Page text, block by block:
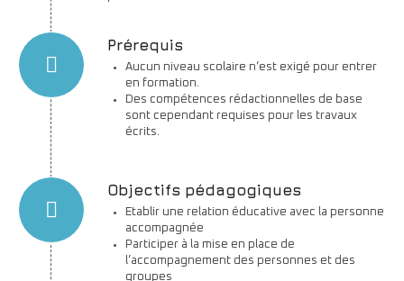
Prérequis
Aucun niveau scolaire n’est exigé pour entrer
en formation.
Des compétences rédactionnelles de base
sont cependant requises pour les travaux
écrits.
Objectifs pédagogiques
Etablir une relation éducative avec la personne
accompagnée
Participer à la mise en place de
l’accompagnement des personnes et des
groupes